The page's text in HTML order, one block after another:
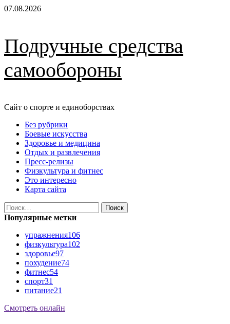
Перейти
07.08.2026
Подручные средства
самообороны
Сайт о спорте и единоборствах
Основное
меню
Без рубрики
Боевые искусства
Здоровье и медицина
Отдых и развлечения
Пресс-релизы
Физкультура и фитнес
Это интересно
Карта сайта
Найти:
Популярные метки
упражнения106
физкультура102
здоровье97
похудение74
фитнес54
спорт31
питание21
Смотреть онлайн